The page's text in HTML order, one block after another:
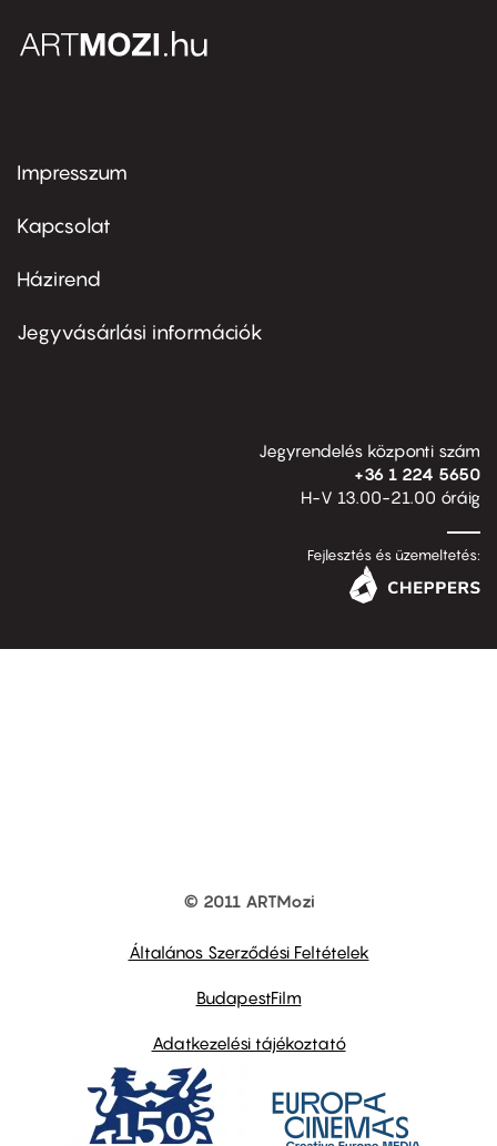
Footer
first
Impresszum
Kapcsolat
Footer
second
Házirend
Jegyvásárlási információk
Jegyrendelés központi szám
+36 1 224 5650
H-V 13.00-21.00 óráig
Fejlesztés és üzemeltetés:
© 2011 ARTMozi
Általános Szerződési Feltételek
BudapestFilm
Adatkezelési tájékoztató